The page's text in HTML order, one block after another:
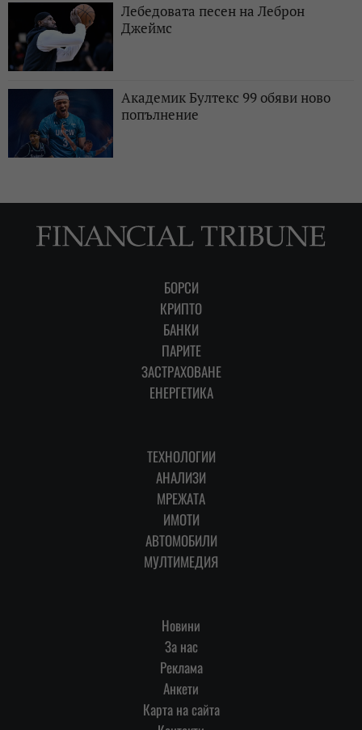
Лебедовата песен на Леброн
Джеймс
Академик Бултекс 99 обяви ново
попълнение
БОРСИ
КРИПТО
БАНКИ
ПАРИТЕ
ЗАСТРАХОВАНЕ
ЕНЕРГЕТИКА
ТЕХНОЛОГИИ
АНАЛИЗИ
МРЕЖАТА
ИМОТИ
АВТОМОБИЛИ
МУЛТИМЕДИЯ
Новини
За нас
Реклама
Анкети
Карта на сайта